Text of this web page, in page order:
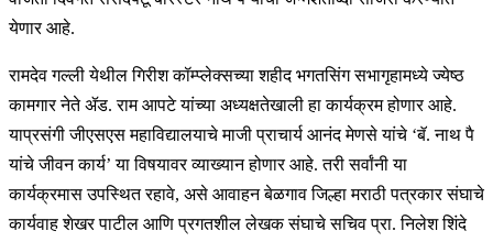
येणार आहे.
रामदेव गल्ली येथील गिरीश कॉम्प्लेक्सच्या शहीद भगतसिंग सभागृहामध्ये ज्येष्ठ
कामगार नेते ॲड. राम आपटे यांच्या अध्यक्षतेखाली हा कार्यक्रम होणार आहे.
याप्रसंगी जीएसएस महाविद्यालयाचे माजी प्राचार्य आनंद मेणसे यांचे ‘बॅ. नाथ पै
यांचे जीवन कार्य’ या विषयावर व्याख्यान होणार आहे. तरी सर्वांनी या
कार्यक्रमास उपस्थित रहावे, असे आवाहन बेळगाव जिल्हा मराठी पत्रकार संघाचे
कार्यवाह शेखर पाटील आणि प्रगतशील लेखक संघाचे सचिव प्रा. निलेश शिंदे